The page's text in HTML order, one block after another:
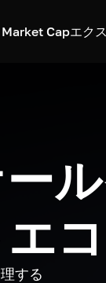
Market Capエク
する